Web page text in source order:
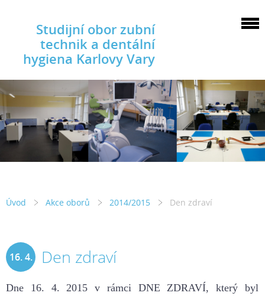
Studijní obor zubní
technik a dentální
hygiena Karlovy Vary
Úvod Akce oborů 2014/2015 Den zdraví
16. 4.
2015
Den zdraví
Dne 16. 4. 2015 v rámci DNE ZDRAVÍ, který byl